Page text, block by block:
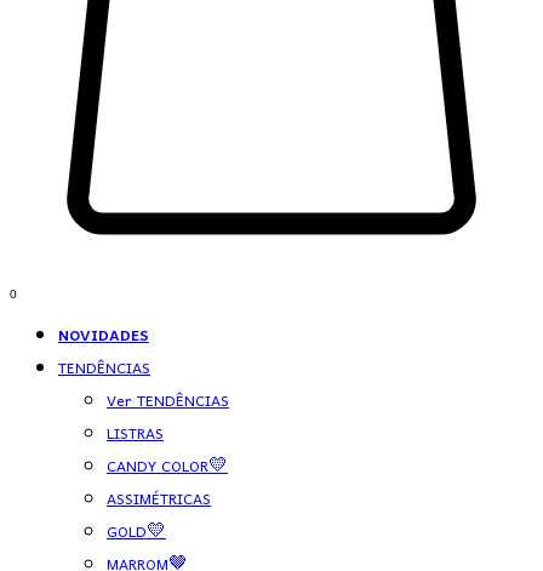
0
NOVIDADES
TENDÊNCIAS
Ver TENDÊNCIAS
LISTRAS
CANDY COLOR💛
ASSIMÉTRICAS
GOLD💛